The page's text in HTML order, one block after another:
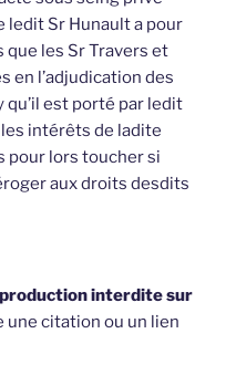
ledit Sr Hunault a pour
que les Sr Travers et
en l’adjudication des
est porté par ledit
intérêts de ladite
pour lors toucher si
aux droits desdits
interdite sur
une citation ou un lien